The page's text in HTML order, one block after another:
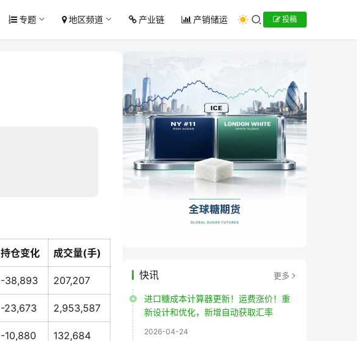
专题 地区频道 产业链 产销储运 投稿
持仓变化 成交量(手)
-38,893 207,207
-23,673 2,953,587
-10,880 132,684
快讯 更多
进口糖成本计算器更新！运费涨价！重
新设计和优化，新增自动获取汇率
2026-04-24